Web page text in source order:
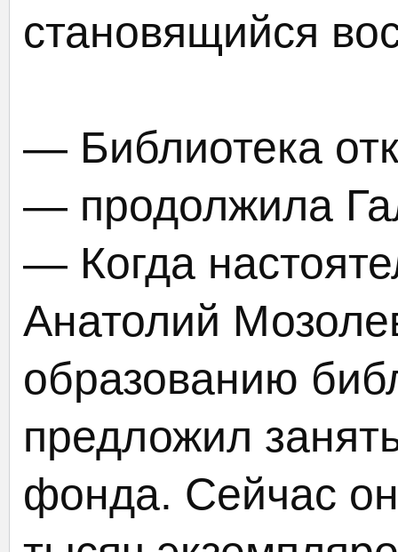
становящийся
— Библиотека
— продолжила
— Когда
Анатолий
образованию
предложил
фонда. Сейчас